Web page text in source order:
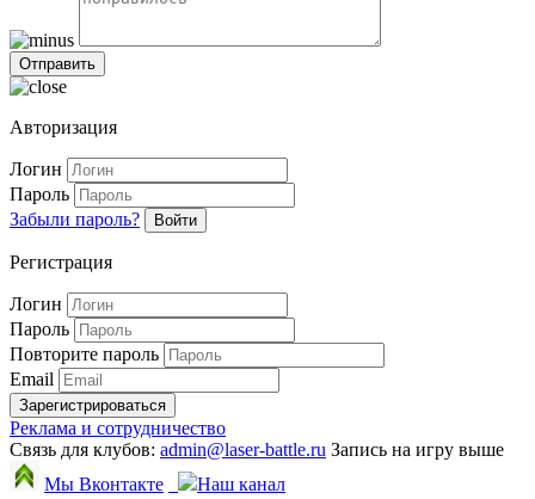
Авторизация
Логин
Пароль
Забыли пароль?
Войти
Регистрация
Логин
Пароль
Повторите пароль
Email
Зарегистрироваться
Реклама и сотрудничество
Связь для клубов: admin@laser-battle.ru Запись на игру выше
Мы Вконтакте
Наш канал